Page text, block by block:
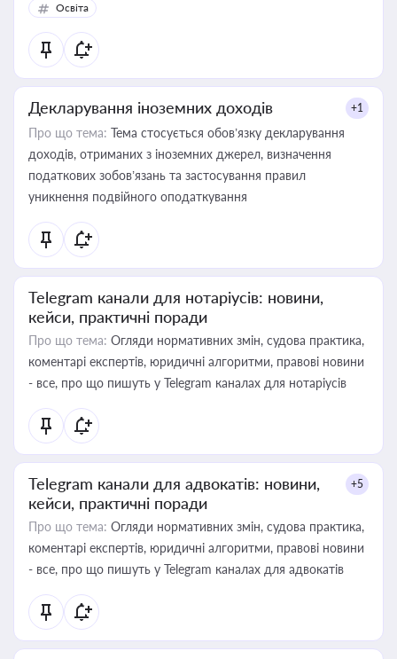
Освіта
Декларування іноземних доходів +1
Про що тема: Тема стосується обов’язку декларування
доходів, отриманих з іноземних джерел, визначення
податкових зобов’язань та застосування правил
уникнення подвійного оподаткування
Telegram канали для нотаріусів: новини,
кейси, практичні поради
Про що тема: Огляди нормативних змін, судова практика,
коментарі експертів, юридичні алгоритми, правові новини
- все, про що пишуть у Telegram каналах для нотаріусів
Telegram канали для адвокатів: новини,
кейси, практичні поради
+5
Про що тема: Огляди нормативних змін, судова практика,
коментарі експертів, юридичні алгоритми, правові новини
- все, про що пишуть у Telegram каналах для адвокатів